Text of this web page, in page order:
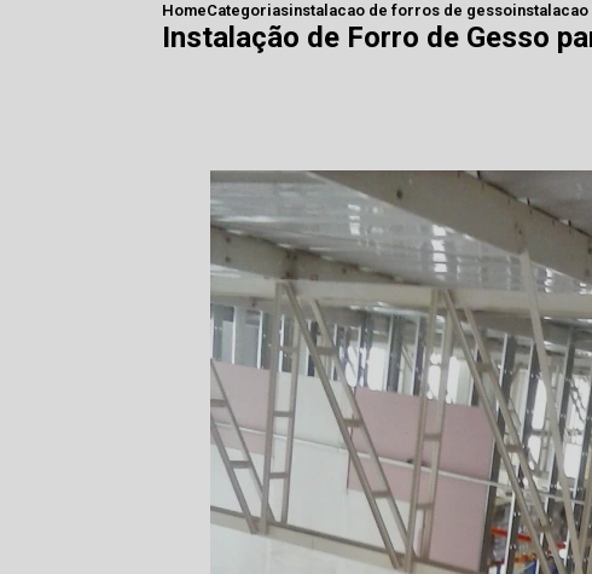
HomeCategoriasinstalacao de forros de gesso
Instalação de Forro de Gesso